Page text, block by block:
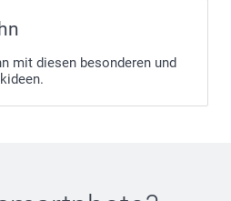
mit diesen besonderen und